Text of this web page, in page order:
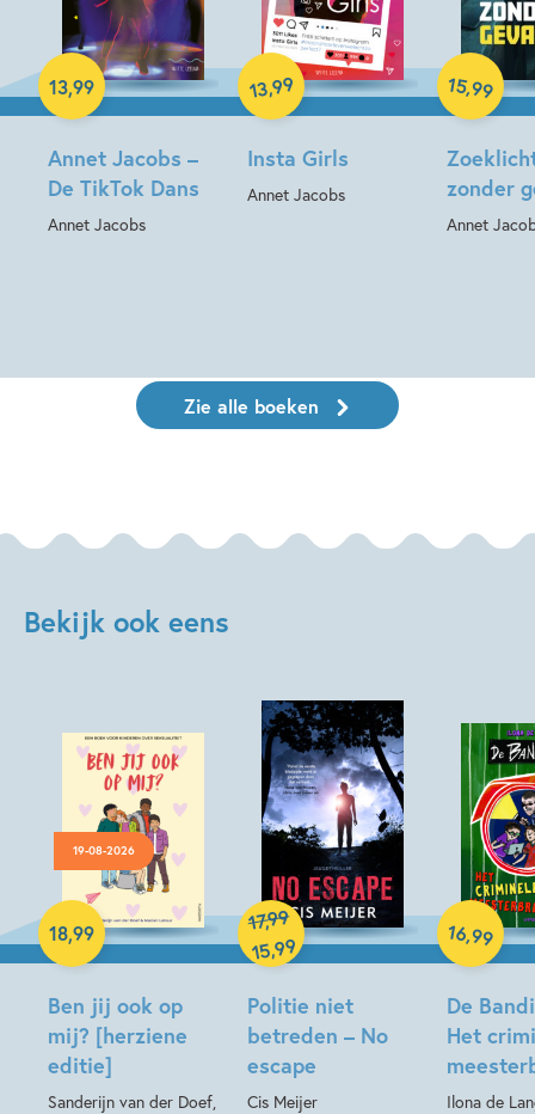
Annet Jacobs –
De TikTok Dans
Annet Jacobs
13,99
Hardcover
Insta Girls
Annet Jacobs
13,99
Hardcover
zonder
Annet
15,99
Hardcover
Zie alle boeken
Bekijk ook eens
19-08-2026
Ben jij ook op
mij? [herziene
editie]
Sanderijn van der Doef,
18,99
Hardcover
Politie niet
betreden – No
escape
Cis Meijer
17,99
15,99
Hardcover
De
Het
Ilona de
16,99
Hardcover